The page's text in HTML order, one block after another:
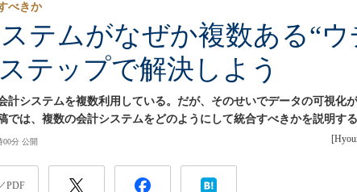
情報系システム
テムがなぜか複数ある“ウ
テップで解決しよう
べきか
計システムを複数利用している。だが、そのせいでデータの可視化
では、複数の会計システムをどのようにして統合すべきかを説明する
00分 公開
PDF